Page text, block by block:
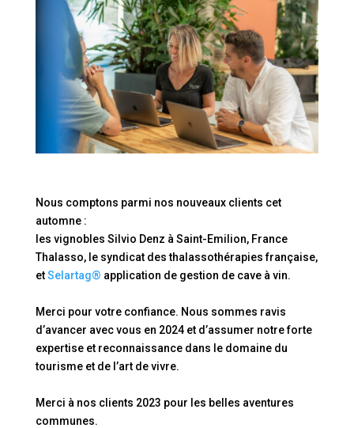
Nous comptons parmi nos nouveaux clients cet
automne :
les vignobles Silvio Denz à Saint-Emilion, France
Thalasso, le syndicat des thalassothérapies française,
etSelartag® application de gestion de cave à vin.
Merci pour votre confiance. Nous sommes ravis
d’avancer avec vous en 2024 et d’assumer notre forte
expertise et reconnaissance dans le domaine du
tourisme et de l’art de vivre.
Merci à nos clients 2023 pour les belles aventures
communes.